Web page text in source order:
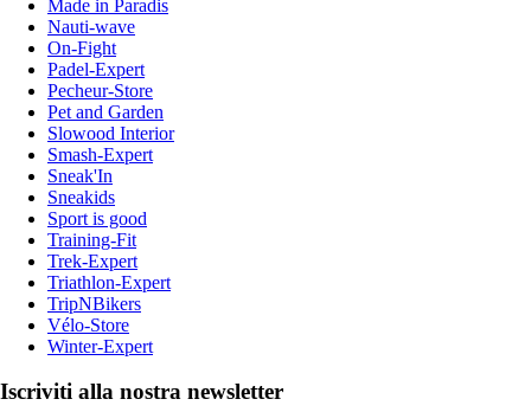
Made in Paradis
Nauti-wave
On-Fight
Padel-Expert
Pecheur-Store
Pet and Garden
Slowood Interior
Smash-Expert
Sneak'In
Sneakids
Sport is good
Training-Fit
Trek-Expert
Triathlon-Expert
TripNBikers
Vélo-Store
Winter-Expert
Iscriviti alla nostra newsletter